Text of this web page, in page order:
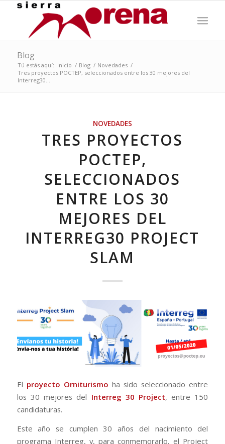
Blog
Tú estás aquí: Inicio / Blog / Novedades /
Tres proyectos POCTEP, seleccionados entre los 30 mejores del
Interreg30...
NOVEDADES
TRES PROYECTOS
POCTEP,
SELECCIONADOS
ENTRE LOS 30
MEJORES DEL
INTERREG30 PROJECT
SLAM
El proyecto Orniturismo ha sido seleccionado entre
los 30 mejores del Interreg 30 Project, entre 150
candidaturas.
Este año se cumplen 30 años del nacimiento del
programa Interreg, y, para conmemorarlo, el Project